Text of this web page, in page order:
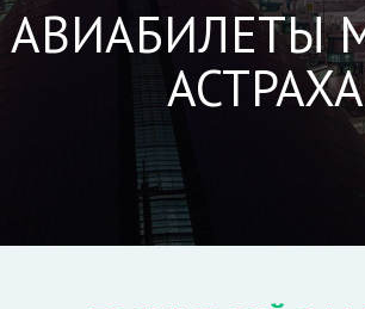
АВИАБИЛЕТЫ